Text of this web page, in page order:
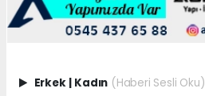
Erkek Kadın (Haberi Sesli Oku)